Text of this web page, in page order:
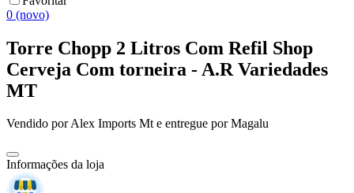
0 (novo)
Torre Chopp 2 Litros Com Refil Shop
Cerveja Com torneira - A.R Variedades
MT
Vendido porAlex Imports Mte entregue por Magalu
Informações da loja